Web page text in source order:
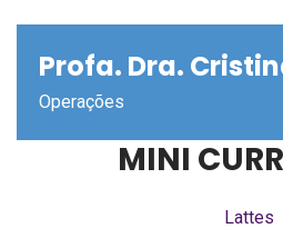
Profa. Dra.
Operações
MINI
Lattes